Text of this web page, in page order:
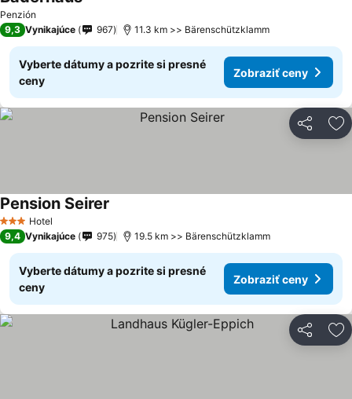
Penzión
Zobraziť ceny
9,3 Vynikajúce 967 11.3 km >> Bärenschützklamm
Vyberte dátumy a pozrite si presné
ceny
Zobraziť ceny
Zdieľať
3 Počet hviezdičiek
Hotel
Pension Seirer
9,4 Vynikajúce 975 19.5 km >> Bärenschützklamm
Vyberte dátumy a pozrite si presné
ceny
Zobraziť ceny
Zdieľať